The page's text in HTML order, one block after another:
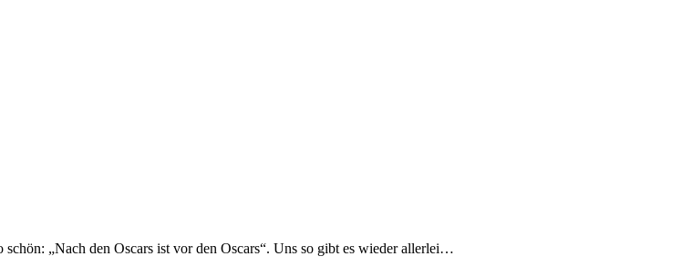
schön: „Nach den Oscars ist vor den Oscars“. Uns so gibt es wieder allerlei…